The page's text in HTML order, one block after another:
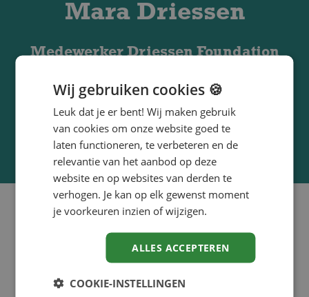
Mara Driessen
Medewerker Driessen Foundation
"De Driessen Foundation geeft mij de
mogelijkheid om iets goeds te doen voor
anderen. Dat geeft écht een gouden gevoel."
Wij gebruiken cookies 🍪
Leuk dat je er bent! Wij maken gebruik
van cookies om onze website goed te
laten functioneren, te verbeteren en de
relevantie van het aanbod op deze
website en op websites van derden te
verhogen. Je kan op elk gewenst moment
je voorkeuren inzien of wijzigen.
ALLES ACCEPTEREN
COOKIE-INSTELLINGEN